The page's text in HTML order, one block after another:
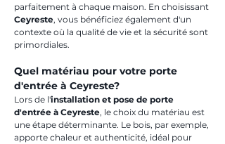
parfaitement à chaque maison. En choisissant
Ceyreste, vous bénéficiez également d'un
contexte où la qualité de vie et la sécurité sont
primordiales.
Quel matériau pour votre porte
d'entrée à Ceyreste?
Lors de l'installation et pose de porte
d'entrée à Ceyreste, le choix du matériau est
une étape déterminante. Le bois, par exemple,
apporte chaleur et authenticité, idéal pour